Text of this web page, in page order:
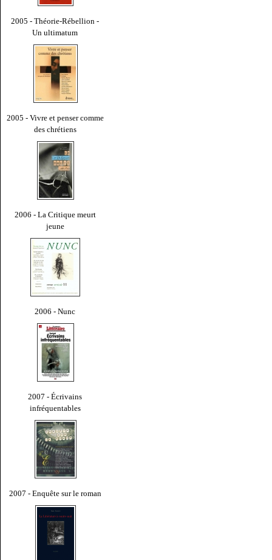
2005 - Théorie-Rébellion -
Un ultimatum
2005 - Vivre et penser comme
des chrétiens
2006 - La Critique meurt
jeune
2006 - Nunc
2007 - Écrivains
infréquentables
2007 - Enquête sur le roman